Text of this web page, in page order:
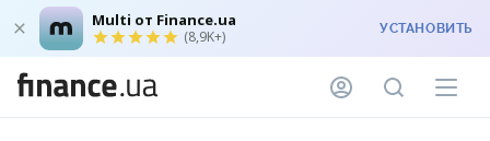
Multi от Finance.ua
(8,9K+) УСТАНОВИТЬ